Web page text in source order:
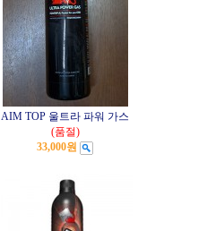
AIM TOP 울트라 파워 가스
(품절)
33,000원